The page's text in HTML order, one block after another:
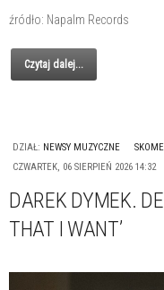
źródło: Napalm Records
Czytaj dalej...
DZIAŁ: NEWSY MUZYCZNE
CZWARTEK, 06 SIERPIEŃ 2026 14:32
DAREK DYMEK.
THAT I WANT’